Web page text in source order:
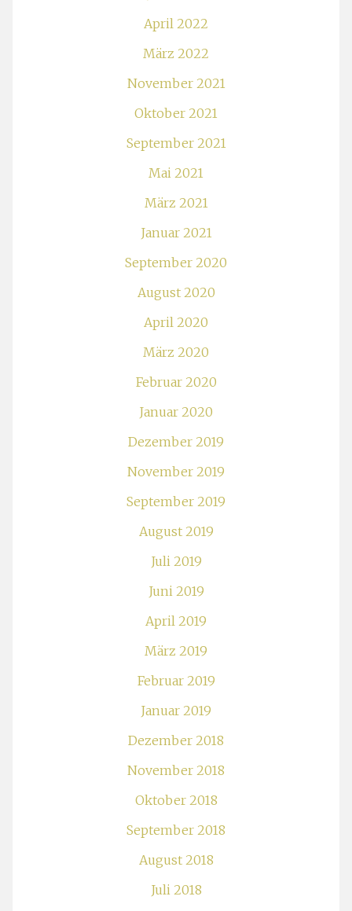
April 2022
März 2022
November 2021
Oktober 2021
September 2021
Mai 2021
März 2021
Januar 2021
September 2020
August 2020
April 2020
März 2020
Februar 2020
Januar 2020
Dezember 2019
November 2019
September 2019
August 2019
Juli 2019
Juni 2019
April 2019
März 2019
Februar 2019
Januar 2019
Dezember 2018
November 2018
Oktober 2018
September 2018
August 2018
Juli 2018